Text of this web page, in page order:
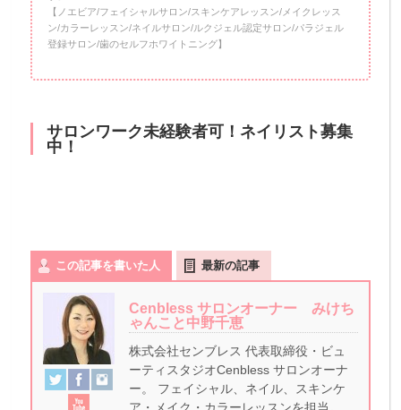
【ノエビア/フェイシャルサロン/スキンケアレッスン/メイクレッス
ン/カラーレッスン/ネイルサロン/ルクジェル認定サロン/パラジェル
登録サロン/歯のセルフホワイトニング】
サロンワーク未経験者可！ネイリスト募集
中！
この記事を書いた人 最新の記事
Cenbless サロンオーナー みけち
ゃんこと中野千恵
株式会社センブレス 代表取締役・ビュ
ーティスタジオCenbless サロンオーナ
ー。 フェイシャル、ネイル、スキンケ